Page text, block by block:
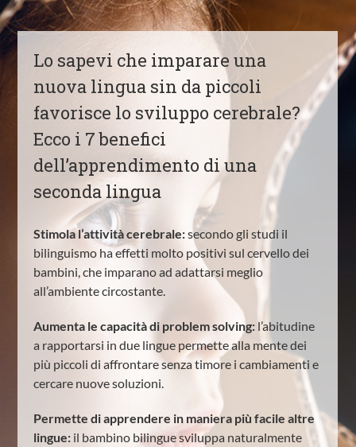
Lo sapevi che imparare una
nuova lingua sin da piccoli
favorisce lo sviluppo cerebrale?
Ecco i 7 benefici
dell’apprendimento di una
seconda lingua
Stimola l’attività cerebrale:secondo gli studi il
bilinguismo ha effetti molto positivi sul cervello dei
bambini, che imparano ad adattarsi meglio
all’ambiente circostante.
Aumenta le capacità di problem solving: l’abitudine
a rapportarsi in due lingue permette alla mente dei
più piccoli di affrontare senza timore i cambiamenti e
cercare nuove soluzioni.
Permette di apprendere in maniera più facile altre
lingue: il bambino bilingue sviluppa naturalmente